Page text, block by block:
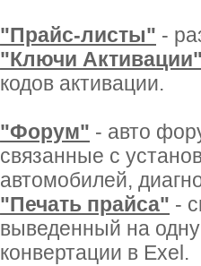
"Прайс-листы" -
"Ключи
кодов активации.
"Форум" - авто
связанные с
автомобилей,
"Печать прайса" -
выведенный на
конвертации в Exel.